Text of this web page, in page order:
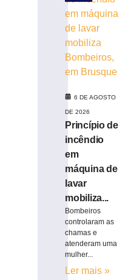
Copa
Feminina
em
2027
2026
Ler
mais
Maiores
campeões,
Cruzeiro
Grêmio
vão
às
quartas
6 DE AGOSTO
DE 2026
Princípio de
incêndio
em
máquina de
lavar
mobiliza...
Bombeiros
controlaram as
chamas e
atenderam uma
mulher...
Ler mais »